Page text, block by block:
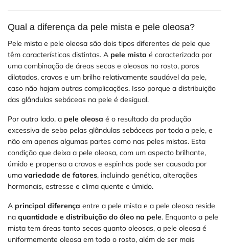
Qual a diferença da pele mista e pele oleosa?
Pele mista e pele oleosa são dois tipos diferentes de pele que
têm características distintas. A pele mista é caracterizada por
uma combinação de áreas secas e oleosas no rosto, poros
dilatados, cravos e um brilho relativamente saudável da pele,
caso não hajam outras complicações. Isso porque a distribuição
das glândulas sebáceas na pele é desigual.
Por outro lado, a pele oleosa é o resultado da produção
excessiva de sebo pelas glândulas sebáceas por toda a pele, e
não em apenas algumas partes como nas peles mistas. Esta
condição que deixa a pele oleosa, com um aspecto brilhante,
úmido e propensa a cravos e espinhas pode ser causada por
uma variedade de fatores, incluindo genética, alterações
hormonais, estresse e clima quente e úmido.
A principal diferença entre a pele mista e a pele oleosa reside
na quantidade e distribuição do óleo na pele. Enquanto a pele
mista tem áreas tanto secas quanto oleosas, a pele oleosa é
uniformemente oleosa em todo o rosto, além de ser mais